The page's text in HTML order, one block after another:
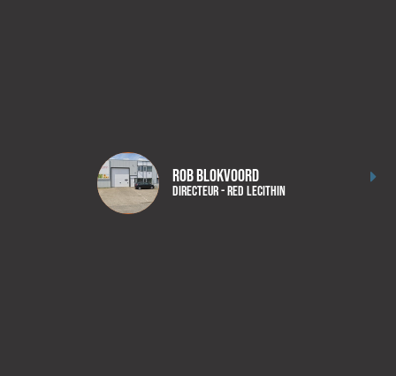
Rob Blokvoord
Directeur - RED Lecithin